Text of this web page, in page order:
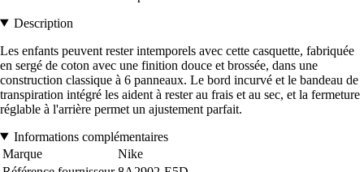
Description
Les enfants peuvent rester intemporels avec cette casquette, fabriquée
en sergé de coton avec une finition douce et brossée, dans une
construction classique à 6 panneaux. Le bord incurvé et le bandeau de
transpiration intégré les aident à rester au frais et au sec, et la fermeture
réglable à l'arrière permet un ajustement parfait.
Informations complémentaires
Marque
Nike